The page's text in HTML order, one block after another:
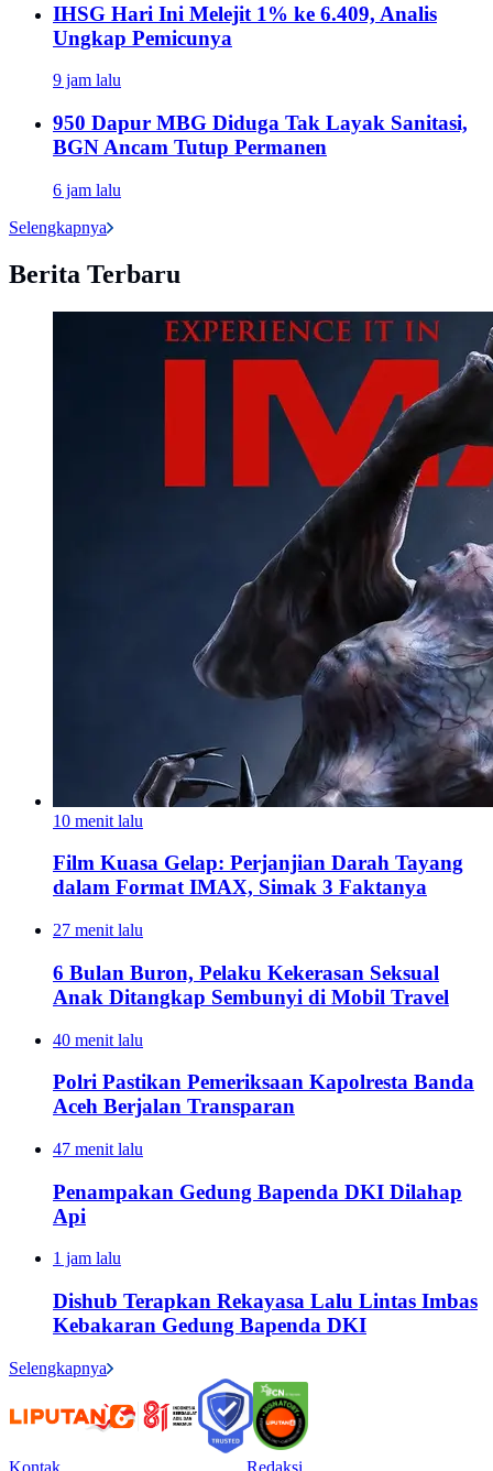
IHSG Hari Ini Melejit 1% ke 6.409, Analis
Ungkap Pemicunya
9 jam lalu
950 Dapur MBG Diduga Tak Layak Sanitasi,
BGN Ancam Tutup Permanen
6 jam lalu
Selengkapnya
Berita Terbaru
10 menit lalu
Film Kuasa Gelap: Perjanjian Darah Tayang
dalam Format IMAX, Simak 3 Faktanya
27 menit lalu
6 Bulan Buron, Pelaku Kekerasan Seksual
Anak Ditangkap Sembunyi di Mobil Travel
40 menit lalu
Polri Pastikan Pemeriksaan Kapolresta Banda
Aceh Berjalan Transparan
47 menit lalu
Penampakan Gedung Bapenda DKI Dilahap
Api
1 jam lalu
Dishub Terapkan Rekayasa Lalu Lintas Imbas
Kebakaran Gedung Bapenda DKI
Selengkapnya
Kontak Redaksi